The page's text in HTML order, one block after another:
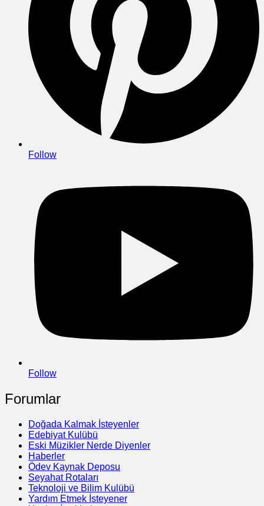
Follow
Follow
Forumlar
Doğada Kalmak İsteyenler
Edebiyat Kulübü
Eski Müzikler Nerde Diyenler
Haberler
Ödev Kaynak Deposu
Seyahat Rotaları
Teknoloji ve Bilim Kulübü
Yardım Etmek İsteyener